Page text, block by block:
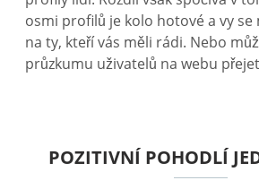
osmi profilů je kolo hotové a vy
na ty, kteří vás měli rádi. Nebo
průzkumu uživatelů na webu
POZITIVNÍ POHODLÍ